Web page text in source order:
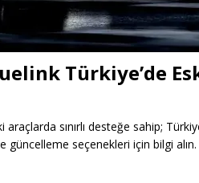
Türkiye’de
araçlarda sınırlı desteğe sahip;
seçenekleri için bilgi alın.